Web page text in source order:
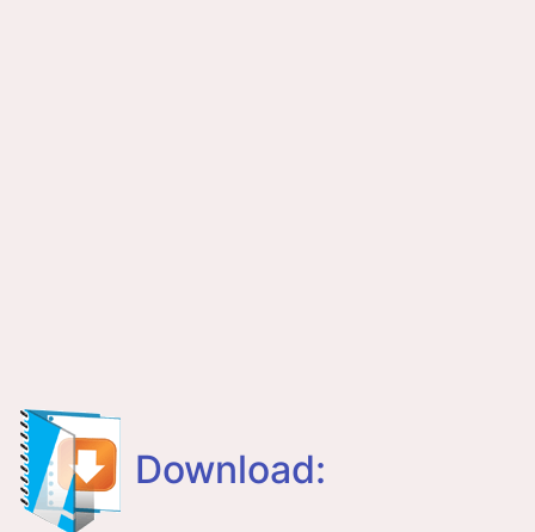
Download: